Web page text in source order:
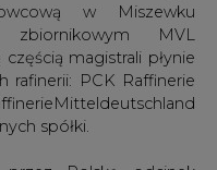
w Miszewku
MVL
magistrali płynie
rafinerii: PCK Raffinerie
spółki.